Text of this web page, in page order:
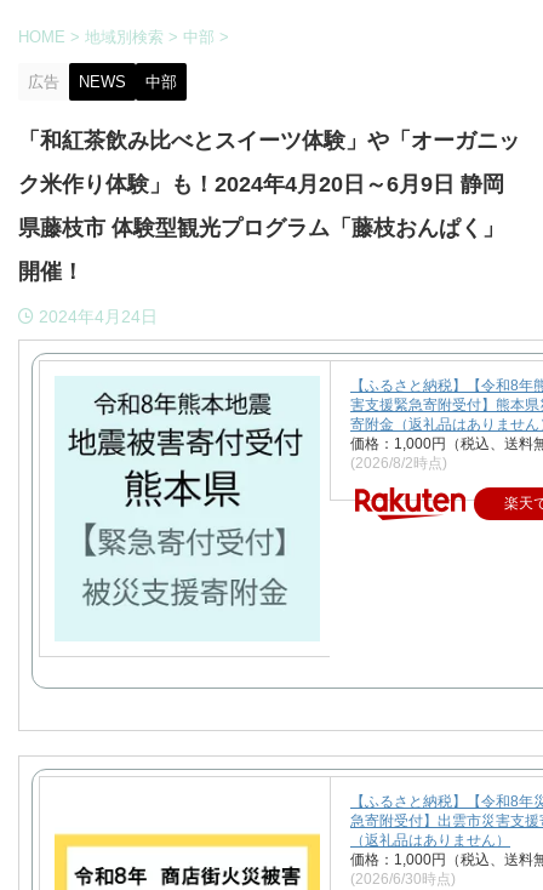
HOME > 地域別検索 > 中部 >
広告 NEWS 中部
「和紅茶飲み比べとスイーツ体験」や「オーガニッ
ク米作り体験」も！2024年4月20日～6月9日 静岡
県藤枝市 体験型観光プログラム「藤枝おんぱく」
開催！
2024年4月24日
【ふるさと納税】【令和8年
害支援緊急寄附受付】熊本県
寄附金（返礼品はありません
価格：1,000円（税込、送料
(2026/8/2時点)
楽天
【ふるさと納税】【令和8年
急寄附受付】出雲市災害支援
（返礼品はありません）
価格：1,000円（税込、送料
(2026/6/30時点)